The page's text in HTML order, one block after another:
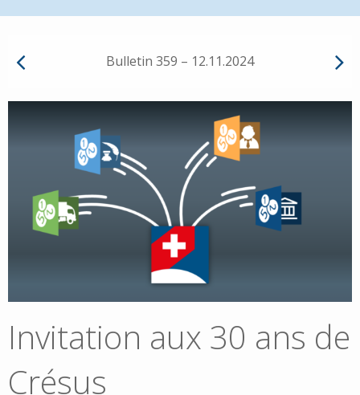
Bulletin 359 – 12.11.2024
Invitation aux 30 ans de
Crésus